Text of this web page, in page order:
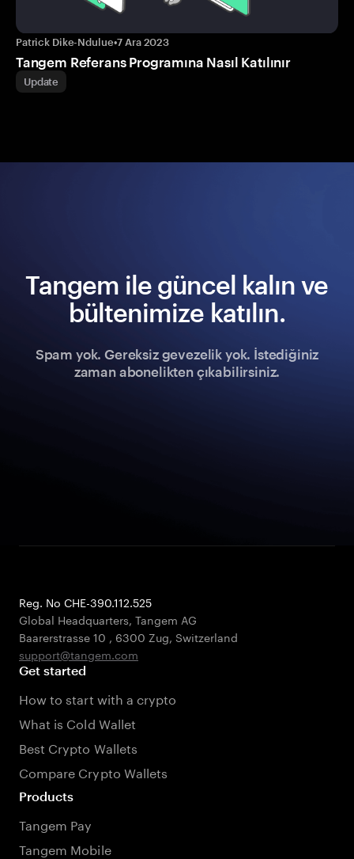
Patrick Dike-Ndulue•7 Ara 2023
Tangem Referans Programına Nasıl Katılınır
Update
Tangem ile güncel kalın ve
bültenimize katılın.
Spam yok. Gereksiz gevezelik yok. İstediğiniz
zaman abonelikten çıkabilirsiniz.
Reg. No CHE-390.112.525
Global Headquarters, Tangem AG
Baarerstrasse 10 , 6300 Zug, Switzerland
support@tangem.com
Get started
How to start with a crypto
What is Cold Wallet
Best Crypto Wallets
Compare Crypto Wallets
Products
Tangem Pay
Tangem Mobile